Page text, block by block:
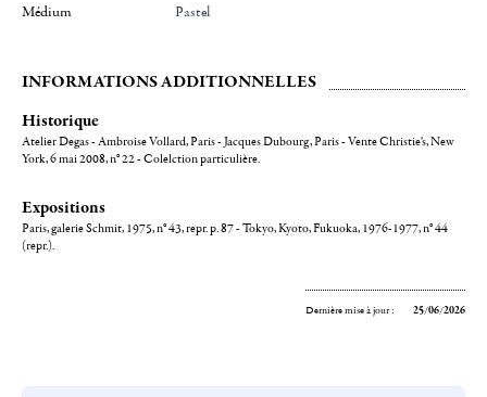
Médium Pastel
INFORMATIONS ADDITIONNELLES
Historique
Atelier Degas - Ambroise Vollard, Paris - Jacques Dubourg, Paris - Vente Christie's, New
York, 6 mai 2008, n° 22 - Colelction particulière.
Expositions
Paris, galerie Schmit, 1975, n° 43, repr. p. 87 - Tokyo, Kyoto, Fukuoka, 1976-1977, n° 44
(repr.).
Dernière mise à jour : 25/06/2026